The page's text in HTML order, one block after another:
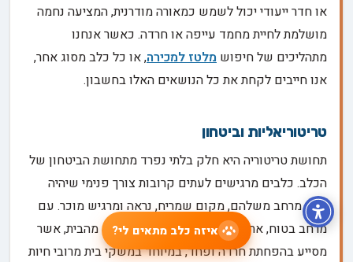
או חדר ייעודי יכול לשמש כמאורה מודרנית, המציעה נחמה
מושלמת לחיית מחמד עייפה או חרדה. כאשר אנחנו
מתהליכים של חיפוש מלטז למכירה, או כל כלב מסוג אחר,
אנו חייבים לקחת את כל הנושאים האלו בחשבון.
טריטוריאליות וביטחון
תחושת טריטוריה היא חלק בלתי נפרד מתחושת הביטחון של
הכלב. כלבים מרגישים לעתים קרובות צורך פנימי שיהיה
להם מרחב משלהם, מקום שמריח, נראה ומרגיש מוכר. עם
מרחב בטוח, אתה מעניק להם בעלות על חלק מהבית, אשר
מסייע בהפחתת חרדה ופחד, במיוחד במשקי בית מרובי חיות
איזה כלב מתאים לי?